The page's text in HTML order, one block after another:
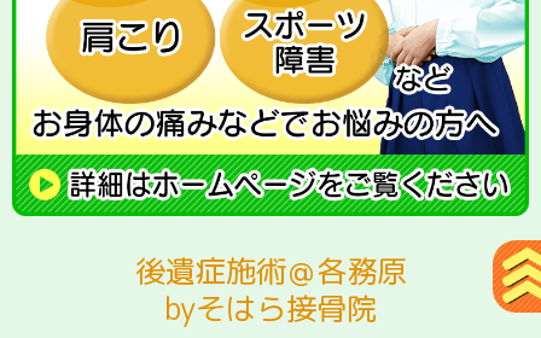
後遺症施術＠各務原
byそはら接骨院